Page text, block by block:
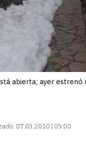
abierta; ayer estrenó
07.03.2010 | 05:00